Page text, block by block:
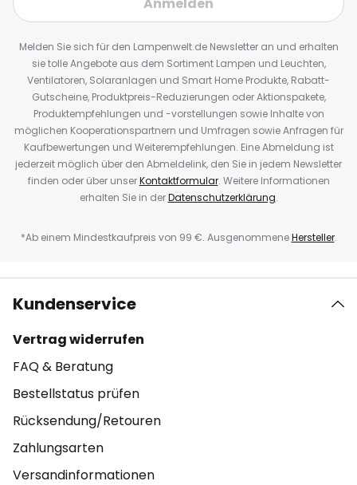
Melden Sie sich für den Lampenwelt.de Newsletter an und erhalten
sie tolle Angebote aus dem Sortiment Lampen und Leuchten,
Ventilatoren, Solaranlagen und Smart Home Produkte, Rabatt-
Gutscheine, Produktpreis-Reduzierungen oder Aktionspakete,
Produktempfehlungen und -vorstellungen sowie Inhalte von
möglichen Kooperationspartnern und Umfragen sowie Anfragen für
Kaufbewertungen und Weiterempfehlungen. Eine Abmeldung ist
jederzeit möglich über den Abmeldelink, den Sie in jedem Newsletter
finden oder über unserKontaktformular. Weitere Informationen
erhalten Sie in derDatenschutzerklärung.
*Ab einem Mindestkaufpreis von 99 €. AusgenommeneHersteller.
Kundenservice
Vertrag widerrufen
FAQ & Beratung
Bestellstatus prüfen
Rücksendung/Retouren
Zahlungsarten
Versandinformationen